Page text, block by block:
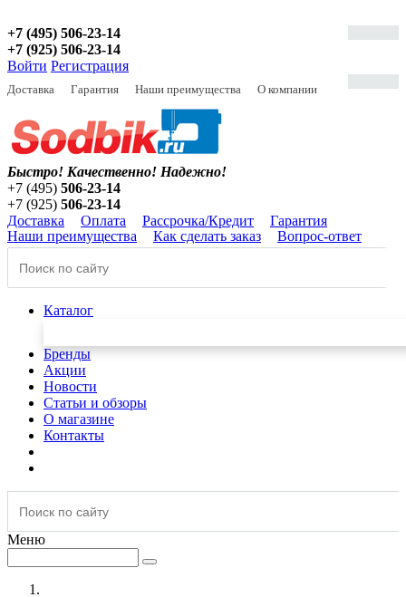
+7 (495) 506-23-14
+7 (925) 506-23-14
Войти Регистрация
Доставка Гарантия Наши преимущества О компании
Быстро! Качественно! Надежно!
+7 (495) 506-23-14
+7 (925) 506-23-14
Доставка
Оплата Рассрочка/Кредит
Гарантия
Наши преимущества
Как сделать заказ Вопрос-ответ
Каталог
Бренды
Акции
Новости
Статьи и обзоры
О магазине
Контакты
Меню